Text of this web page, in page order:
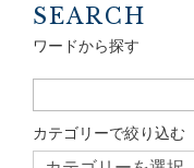
SEARCH
ワードから探す
カテゴリーで絞り込む